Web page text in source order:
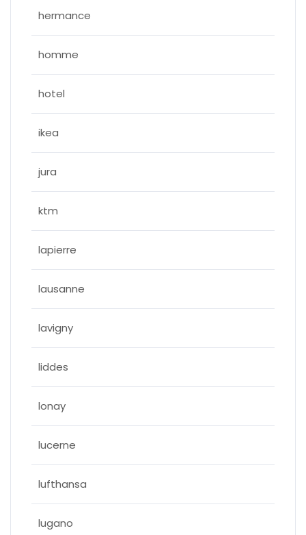
hermance
homme
hotel
ikea
jura
ktm
lapierre
lausanne
lavigny
liddes
lonay
lucerne
lufthansa
lugano